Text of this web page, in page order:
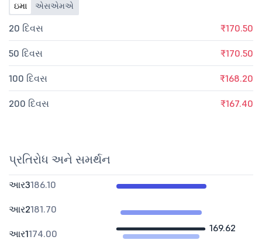
ઇમા એસએમએ
20 દિવસ ₹170.50
50 દિવસ ₹170.50
100 દિવસ ₹168.20
200 દિવસ ₹167.40
પ્રતિરોધ અને સમર્થન
169.62
આર3186.10
આર2181.70
આર1174.00